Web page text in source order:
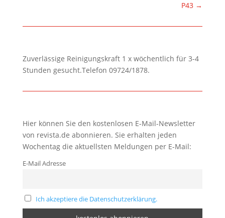
P43 →
Zuverlässige Reinigungskraft 1 x wöchentlich für 3-4
Stunden gesucht.Telefon 09724/1878.
Hier können Sie den kostenlosen E-Mail-Newsletter
von revista.de abonnieren. Sie erhalten jeden
Wochentag die aktuellsten Meldungen per E-Mail:
E-Mail Adresse
Ich akzeptiere die Datenschutzerklärung.